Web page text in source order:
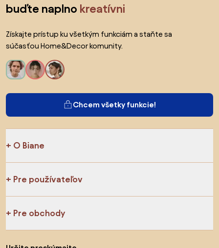
buďte naplno kreatívni
Získajte prístup ku všetkým funkciám a staňte sa
súčasťou Home&Decor komunity.
Chcem všetky funkcie!
O Biane
Pre používateľov
Pre obchody